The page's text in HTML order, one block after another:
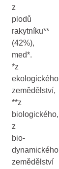
z
plodů
rakytníku**
(42%),
med*.
*z
ekologického
zemědělství,
**z
biologického,
z
bio-
dynamického
zemědělství